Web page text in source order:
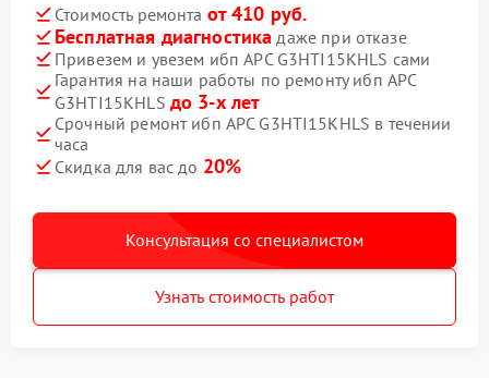
Стоимость ремонта от 410 руб.
Бесплатная диагностика даже при отказе
Привезем и увезем ибп APC G3HTI15KHLS сами
Гарантия на наши работы по ремонту ибп APC
G3HTI15KHLS до 3-х лет
Срочный ремонт ибп APC G3HTI15KHLS в течении
часа
Скидка для вас до 20%
Консультация со специалистом
Узнать стоимость работ